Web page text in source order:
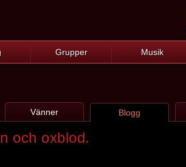
Grupper Musik
Vänner Blogg
och oxblod.